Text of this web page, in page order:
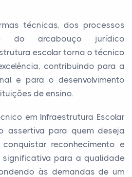
técnicas, dos processos
do arcabouço jurídico
escolar torna o técnico
contribuindo para a
e para o desenvolvimento
de ensino.
em Infraestrutura Escolar
assertiva para quem deseja
reconhecimento e
para a qualidade
às demandas de um